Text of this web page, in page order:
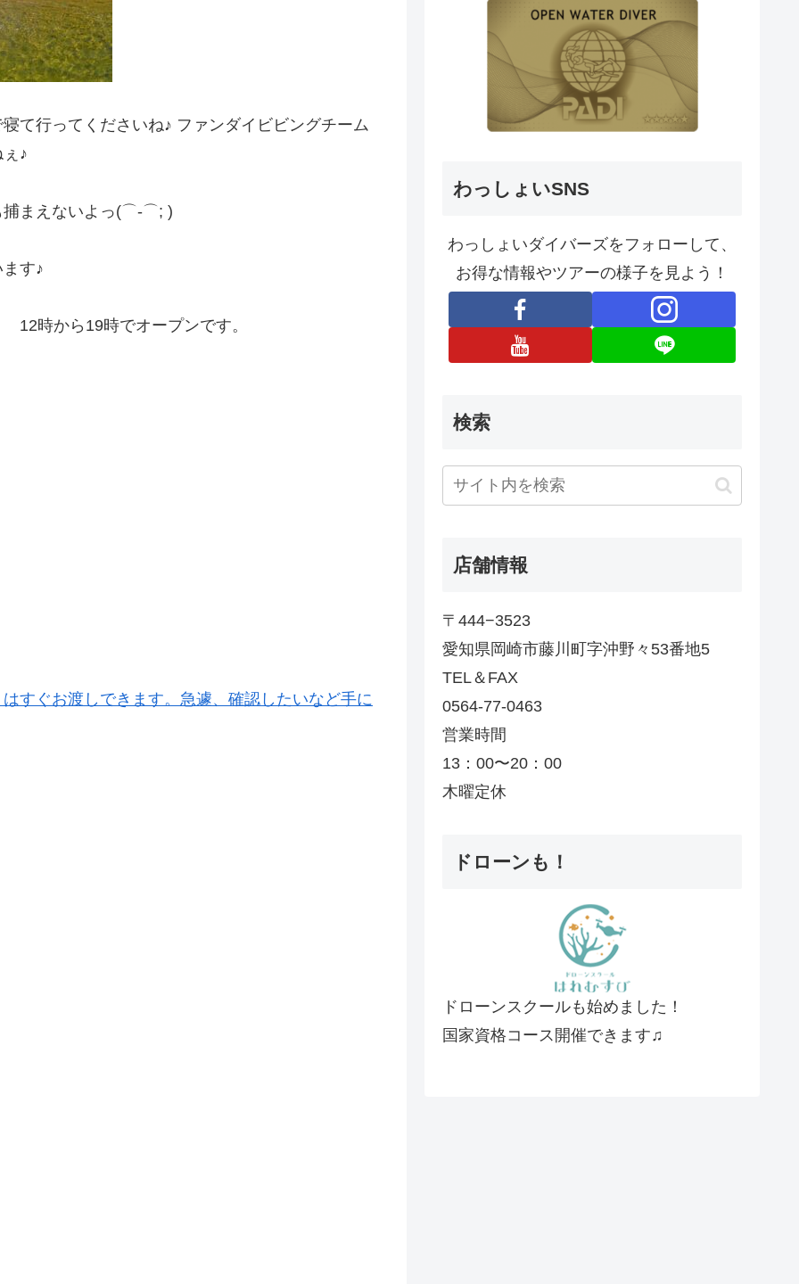
て行ってくださいね♪ ファンダイビビングチーム
♪
捕まえないよっ(⌒-⌒; )
す♪
ら19時でオープンです。
すぐお渡しできます。急遽、確認したいなど手に
わっしょいSNS
わっしょいダイバーズをフォローして、
お得な情報やツアーの様子を見よう！
検索
店舗情報
〒444−3523
愛知県岡崎市藤川町字沖野々53番地5
TEL＆FAX
0564-77-0463
営業時間
13：00〜20：00
木曜定休
ドローンも！
ドローンスクールも始めました！
国家資格コース開催できます♫